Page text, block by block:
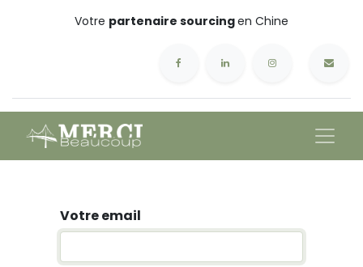
Votre partenaire sourcingen Chine
Votre email